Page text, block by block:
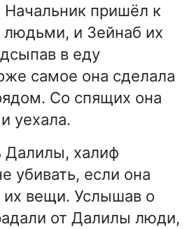
пришёл к
людьми, и Зейнаб их
в еду
самое она сделала
Со спящих она
уехала.
Далилы, халиф
убивать, если она
вещи. Услышав о
от Далилы люди,